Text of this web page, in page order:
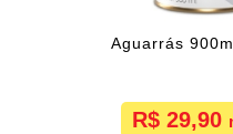
Aguarrás
R$ 29,90